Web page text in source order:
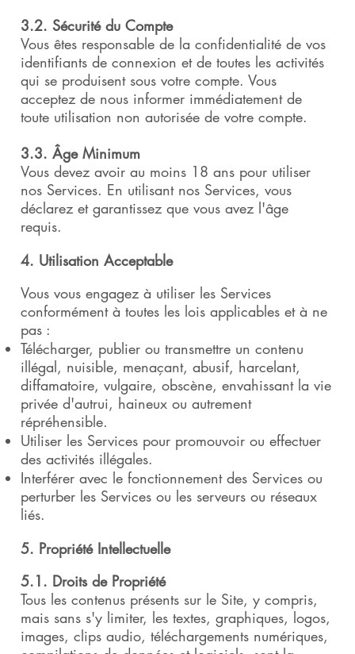
3.2. Sécurité du Compte
Vous êtes responsable de la confidentialité de vos
identifiants de connexion et de toutes les activités
qui se produisent sous votre compte. Vous
acceptez de nous informer immédiatement de
toute utilisation non autorisée de votre compte.
3.3. Âge Minimum
Vous devez avoir au moins 18 ans pour utiliser
nos Services. En utilisant nos Services, vous
déclarez et garantissez que vous avez l'âge
requis.
4. Utilisation Acceptable
Vous vous engagez à utiliser les Services
conformément à toutes les lois applicables et à ne
pas :
Télécharger, publier ou transmettre un contenu
illégal, nuisible, menaçant, abusif, harcelant,
diffamatoire, vulgaire, obscène, envahissant la vie
privée d'autrui, haineux ou autrement
répréhensible.
Utiliser les Services pour promouvoir ou effectuer
des activités illégales.
Interférer avec le fonctionnement des Services ou
perturber les Services ou les serveurs ou réseaux
liés.
5. Propriété Intellectuelle
5.1. Droits de Propriété
Tous les contenus présents sur le Site, y compris,
mais sans s'y limiter, les textes, graphiques, logos,
images, clips audio, téléchargements numériques,